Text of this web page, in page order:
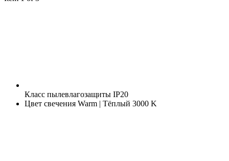
Класс пылевлагозащиты IP20
Цвет свечения Warm | Тёплый 3000 K